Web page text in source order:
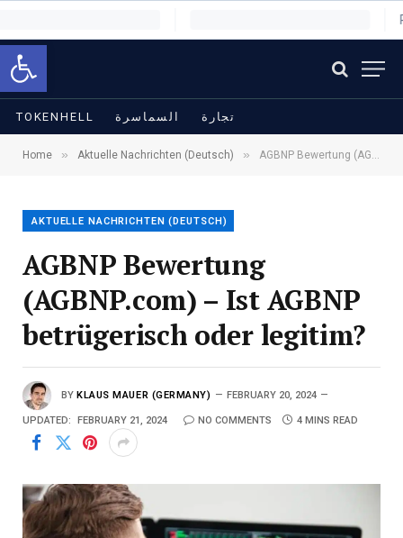
Open toolbar
TOKENHELL السماسرة تجارة
Home » Aktuelle Nachrichten (Deutsch) » AGBNP Bewertung (AGBNP.com) – Ist AGBNP betrügerisch oder legitim?
AKTUELLE NACHRICHTEN (DEUTSCH)
AGBNP Bewertung
(AGBNP.com) – Ist AGBNP
betrügerisch oder legitim?
BY KLAUS MAUER (GERMANY) FEBRUARY 20, 2024
UPDATED: FEBRUARY 21, 2024 NO COMMENTS 4 MINS READ